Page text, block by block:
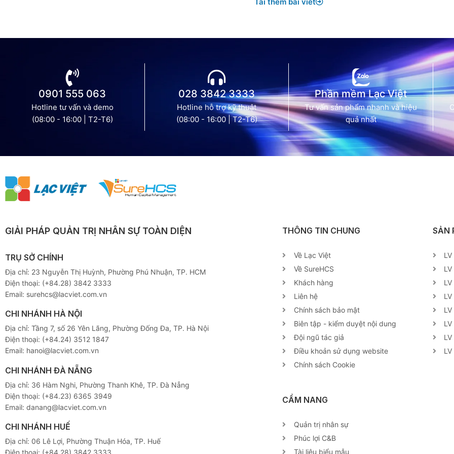
0901 555 063
Hotline tư vấn và demo
(08:00 - 16:00 | T2-T6)
028 3842 3333
Hotline hỗ trợ kỹ thuật
(08:00 - 16:00 | T2-T6)
Phần mềm Lạc Việt
Tư vấn sản phẩm nhanh và hiệu
quả nhất
GIẢI PHÁP QUẢN TRỊ NHÂN SỰ TOÀN DIỆN
TRỤ SỞ CHÍNH
Địa chỉ: 23 Nguyễn Thị Huỳnh, Phường Phú Nhuận, TP. HCM
Điện thoại: (+84.28) 3842 3333
Email: surehcs@lacviet.com.vn
CHI NHÁNH HÀ NỘI
Địa chỉ: Tầng 7, số 26 Yên Lãng, Phường Đống Đa, TP. Hà Nội
Điện thoại: (+84.24) 3512 1847
Email: hanoi@lacviet.com.vn
CHI NHÁNH ĐÀ NẴNG
Địa chỉ: 36 Hàm Nghi, Phường Thanh Khê, TP. Đà Nẵng
Điện thoại: ​ (+84.23) 6365 3949
Email: danang@lacviet.com.vn
CHI NHÁNH HUẾ
Địa chỉ: 06 Lê Lợi, Phường Thuận Hóa, TP. Huế
Điện thoại: (+84.28) 3842 3333
THÔNG TIN CHUNG
Về Lạc Việt
Về SureHCS
Khách hàng
Liên hệ
Chính sách bảo mật
Biên tập - kiểm duyệt nội dung
Đội ngũ tác giả
Điều khoản sử dụng website
Chính sách Cookie
SẢN
LV
CẨM NANG
Quản trị nhân sự
Phúc lợi C&B
Tài liệu biểu mẫu